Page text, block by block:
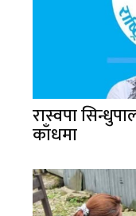
रास्वपा
काँधमा